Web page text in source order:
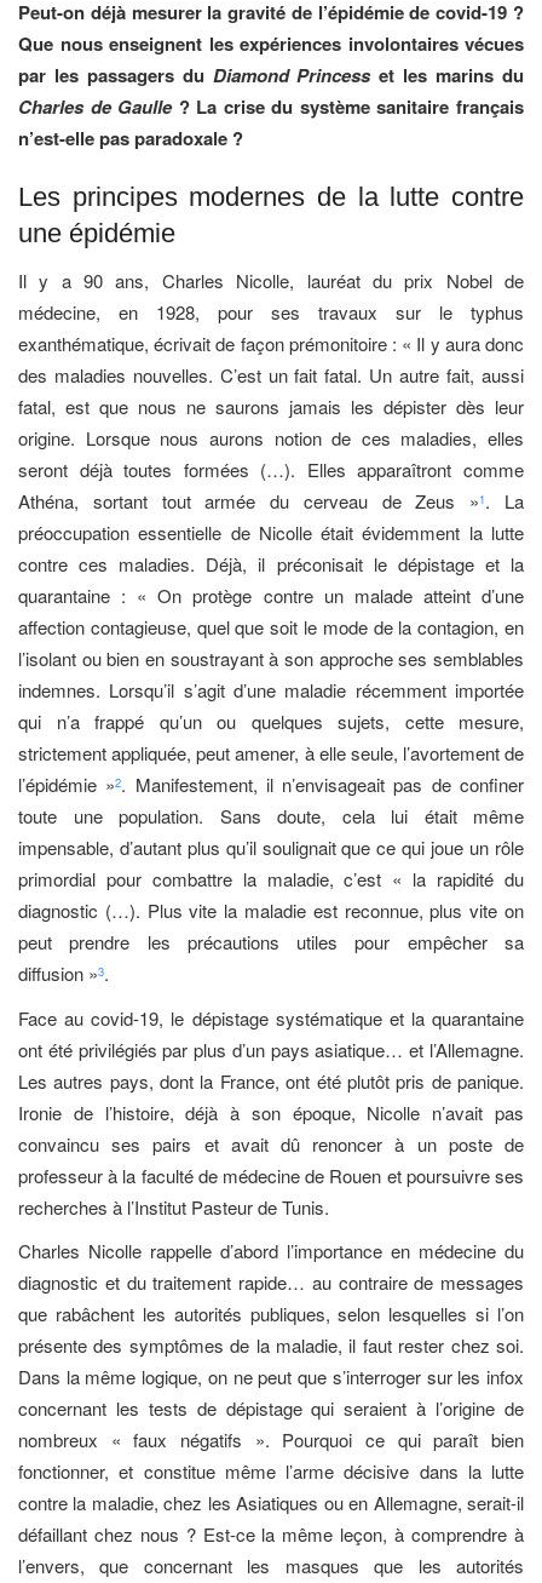
Peut-on déjà mesurer la gravité de l’épidémie de covid-19 ?
Que nous enseignent les expériences involontaires vécues
par les passagers du Diamond Princesset les marins du
Charles de Gaulle? La crise du système sanitaire français
n’est-elle pas paradoxale ?
Les principes modernes de la lutte contre
une épidémie
Il y a 90 ans, Charles Nicolle, lauréat du prix Nobel de
médecine, en 1928, pour ses travaux sur le typhus
exanthématique, écrivait de façon prémonitoire : « Il y aura donc
des maladies nouvelles. C’est un fait fatal. Un autre fait, aussi
fatal, est que nous ne saurons jamais les dépister dès leur
origine. Lorsque nous aurons notion de ces maladies, elles
seront déjà toutes formées (…). Elles apparaîtront comme
Athéna, sortant tout armée du cerveau de Zeus »1. La
préoccupation essentielle de Nicolle était évidemment la lutte
contre ces maladies. Déjà, il préconisait le dépistage et la
quarantaine : « On protège contre un malade atteint d’une
affection contagieuse, quel que soit le mode de la contagion, en
l’isolant ou bien en soustrayant à son approche ses semblables
indemnes. Lorsqu’il s’agit d’une maladie récemment importée
qui n’a frappé qu’un ou quelques sujets, cette mesure,
strictement appliquée, peut amener, à elle seule, l’avortement de
l’épidémie »2. Manifestement, il n’envisageait pas de confiner
toute une population. Sans doute, cela lui était même
impensable, d’autant plus qu’il soulignait que ce qui joue un rôle
primordial pour combattre la maladie, c’est « la rapidité du
diagnostic (…). Plus vite la maladie est reconnue, plus vite on
peut prendre les précautions utiles pour empêcher sa
diffusion »3.
Face au covid-19, le dépistage systématique et la quarantaine
ont été privilégiés par plus d’un pays asiatique… et l’Allemagne.
Les autres pays, dont la France, ont été plutôt pris de panique.
Ironie de l’histoire, déjà à son époque, Nicolle n’avait pas
convaincu ses pairs et avait dû renoncer à un poste de
professeur à la faculté de médecine de Rouen et poursuivre ses
recherches à l’Institut Pasteur de Tunis.
Charles Nicolle rappelle d’abord l’importance en médecine du
diagnostic et du traitement rapide… au contraire de messages
que rabâchent les autorités publiques, selon lesquelles si l’on
présente des symptômes de la maladie, il faut rester chez soi.
Dans la même logique, on ne peut que s’interroger sur les infox
concernant les tests de dépistage qui seraient à l’origine de
nombreux « faux négatifs ». Pourquoi ce qui paraît bien
fonctionner, et constitue même l’arme décisive dans la lutte
contre la maladie, chez les Asiatiques ou en Allemagne, serait-il
défaillant chez nous ? Est-ce la même leçon, à comprendre à
l’envers, que concernant les masques que les autorités